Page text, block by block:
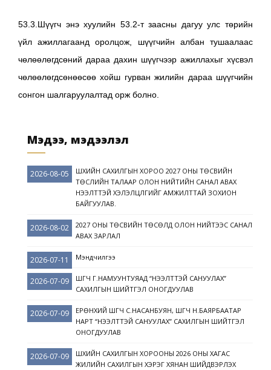
53.3.Шүүгч энэ хуулийн 53.2-т заасны дагуу улс төрийн
үйл ажиллагаанд оролцож, шүүгчийн албан тушаалаас
чөлөөлөгдсөний дараа дахин шүүгчээр ажиллахыг хүсвэл
чөлөөлөгдсөнөөсөө хойш гурван жилийн дараа шүүгчийн
сонгон шалгаруулалтад орж болно.
Мэдээ, мэдээлэл
2026-08-05
ШҮҮХИЙН САХИЛГЫН ХОРОО 2027 ОНЫ ТӨСВИЙН
ТӨСЛИЙН ТАЛААР ОЛОН НИЙТИЙН САНАЛ АВАХ
НЭЭЛТТЭЙ ХЭЛЭЛЦҮҮЛГИЙГ АМЖИЛТТАЙ ЗОХИОН
БАЙГУУЛАВ.
2026-08-02
2027 ОНЫ ТӨСВИЙН ТӨСӨЛД ОЛОН НИЙТЭЭС САНАЛ
АВАХ ЗАРЛАЛ
2026-07-11 Мэндчилгээ
2026-07-09
ШҮҮГЧ Г.НАМУУНТУЯАД “НЭЭЛТТЭЙ САНУУЛАХ”
САХИЛГЫН ШИЙТГЭЛ ОНОГДУУЛАВ
2026-07-09
ЕРӨНХИЙ ШҮҮГЧ С.НАСАНБУЯН, ШҮҮГЧ Н.БАЯРБААТАР
НАРТ “НЭЭЛТТЭЙ САНУУЛАХ” САХИЛГЫН ШИЙТГЭЛ
ОНОГДУУЛАВ
2026-07-09
ШҮҮХИЙН САХИЛГЫН ХОРООНЫ 2026 ОНЫ ХАГАС
ЖИЛИЙН САХИЛГЫН ХЭРЭГ ХЯНАН ШИЙДВЭРЛЭХ